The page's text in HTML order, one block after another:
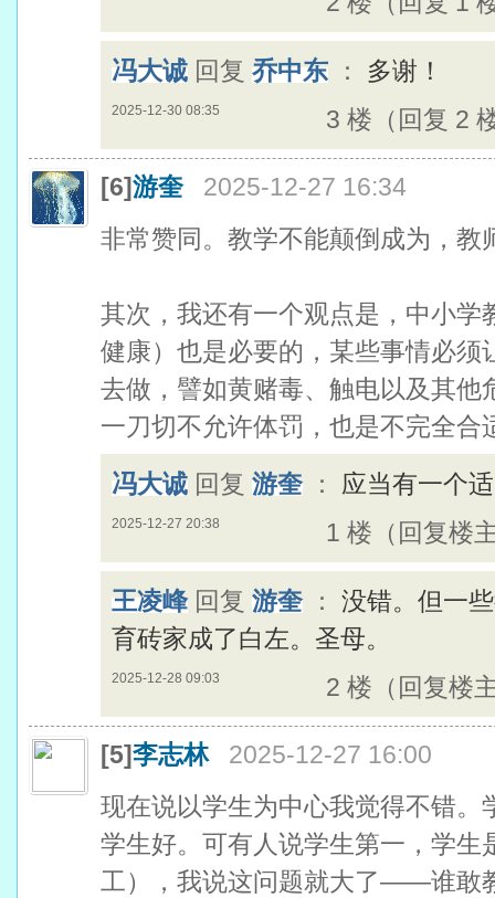
冯大诚 回复 乔中东 ： 多谢！
2025-12-30 08:35 3 楼（回复 2
[6]游奎
2025-12-27 16:34
非常赞同。教学不能颠倒成为，教
其次，我还有一个观点是，中小
健康）也是必要的，某些事情必
去做，譬如黄赌毒、触电以及其
一刀切不允许体罚，也是不完全合
冯大诚 回复 游奎 ： 应当有一个
2025-12-27 20:38 1 楼（回复楼
王凌峰回复 游奎 ： 没错。但一
育砖家成了白左。圣母。
2025-12-28 09:03 2 楼（回复楼
[5]李志林
2025-12-27 16:00
现在说以学生为中心我觉得不错
学生好。可有人说学生第一，学生
工），我说这问题就大了——谁敢